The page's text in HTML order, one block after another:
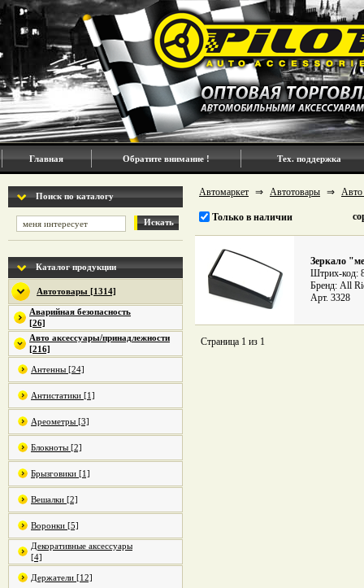
Главная Обратите внимание ! Тех. поддержка
Поиск по каталогу
Искать
Каталог продукции
Автотовары [1314]
Аварийная безопасность
[26]
Авто аксессуары/принадлежности
[216]
Антенны [24]
Антистатики [1]
Ареометры [3]
Блокноты [2]
Брызговики [1]
Вешалки [2]
Воронки [5]
Декоративные аксессуары
[4]
Держатели [12]
Автомаркет ⇒ Автотовары ⇒ Авто
Только в наличии
Зеркало
Штрих-код:
Бренд: All
Арт. 3328
Страница 1 из 1